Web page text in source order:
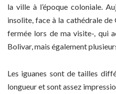
la ville à l’époque coloniale.
insolite, face à la cathédrale de
fermée lors de ma visite-, qui
Bolivar, mais également
Les iguanes sont de tailles
longueur et sont assez